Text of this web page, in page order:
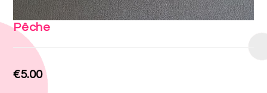
Pêche
€5.00